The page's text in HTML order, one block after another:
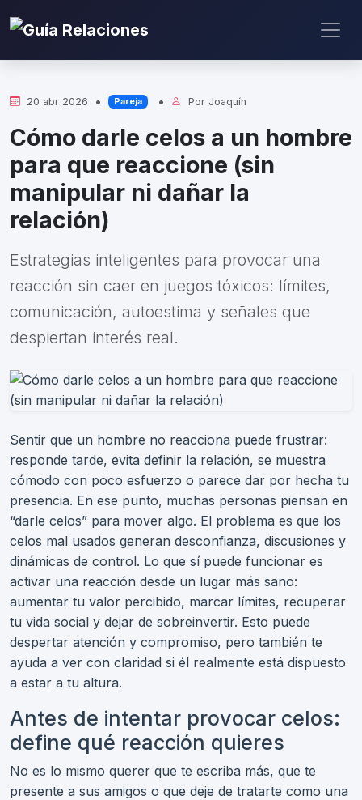
20 abr 2026 • Pareja • Por Joaquín
Cómo darle celos a un hombre
para que reaccione (sin
manipular ni dañar la
relación)
Estrategias inteligentes para provocar una
reacción sin caer en juegos tóxicos: límites,
comunicación, autoestima y señales que
despiertan interés real.
Sentir que un hombre no reacciona puede frustrar:
responde tarde, evita definir la relación, se muestra
cómodo con poco esfuerzo o parece dar por hecha tu
presencia. En ese punto, muchas personas piensan en
“darle celos” para mover algo. El problema es que los
celos mal usados generan desconfianza, discusiones y
dinámicas de control. Lo que sí puede funcionar es
activar una reacción desde un lugar más sano:
aumentar tu valor percibido, marcar límites, recuperar
tu vida social y dejar de sobreinvertir. Esto puede
despertar atención y compromiso, pero también te
ayuda a ver con claridad si él realmente está dispuesto
a estar a tu altura.
Antes de intentar provocar celos:
define qué reacción quieres
No es lo mismo querer que te escriba más, que te
presente a sus amigos o que deje de tratarte como una